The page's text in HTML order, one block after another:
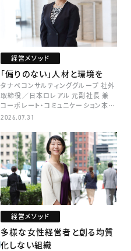
経営メソッド
「偏りのない」人材と環境を
タナベコンサルティンググループ 社外
取締役／日本ロレアル 元副社長 兼
コーポレート・コミュニケーション本部
本部長／キャリアコンサルタント 井村
2026.07.31
経営メソッド
多様な女性経営者と創る均質
化しない組織